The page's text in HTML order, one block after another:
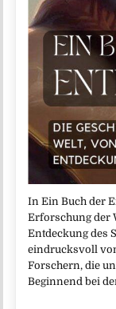
In Ein Buch der
Erforschung der
Entdeckung des
eindrucksvoll
Forschern, die
Beginnend bei